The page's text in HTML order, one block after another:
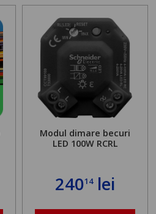
Modul dimare becuri
LED 100W RCRL
24014lei